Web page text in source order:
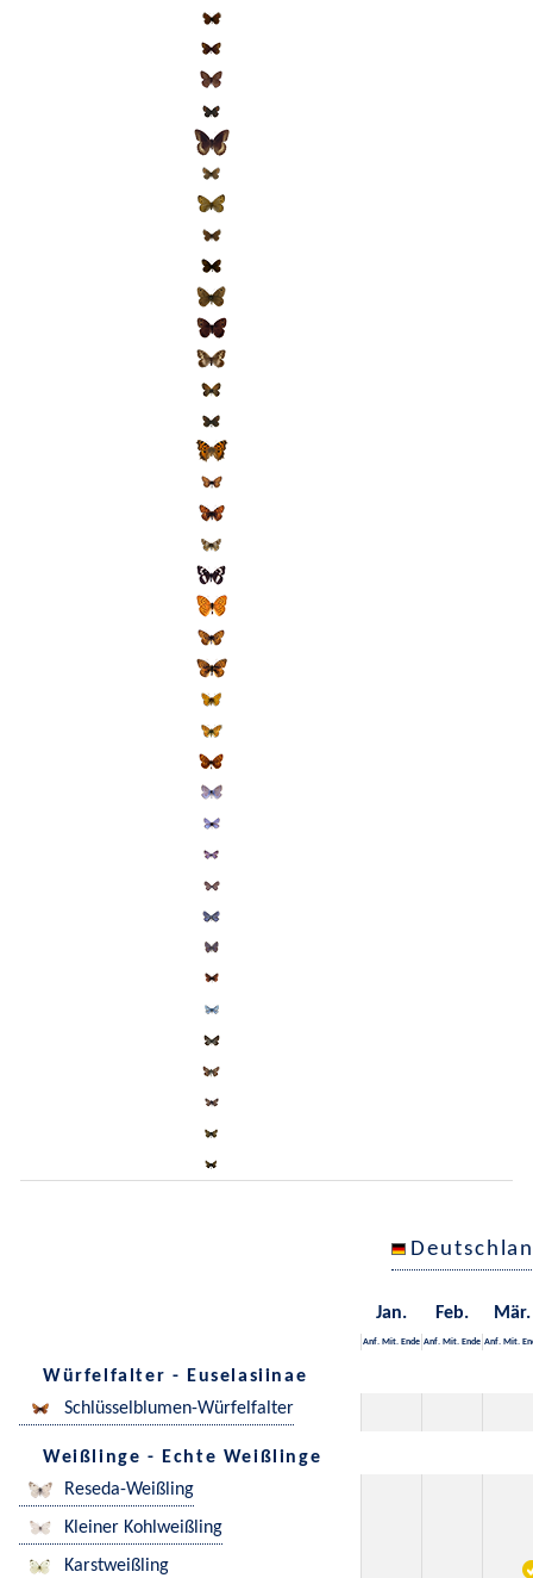
Jan. Feb. Mär.
Anf. Mit. Ende Anf. Mit. Ende Anf. Mit.
Würfelfalter - Euselasiinae
Schlüsselblumen-Würfelfalter
Weißlinge - Echte Weißlinge
Reseda-Weißling
Kleiner Kohlweißling
Karstweißling